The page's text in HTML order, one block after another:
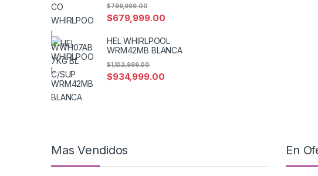
$679,999.00
$799,999.00
HEL WHIRLPOOL
WRM42MB BLANCA
$934,999.00
$1,102,999.00
Mas Vendidos En